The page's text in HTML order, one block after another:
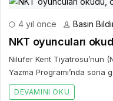
4 yıl önce Basın
NKT oyuncuları
Nilüfer Kent Tiyatrosu’nun
Yazma Programı’nda sona
DEVAMINI OKU